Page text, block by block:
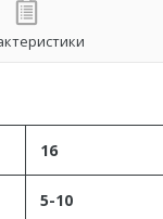
16
5-10